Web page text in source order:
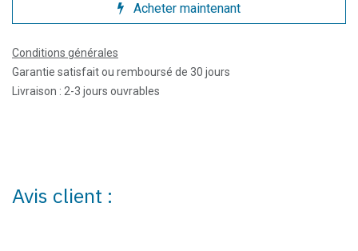
Acheter maintenant
Conditions générales
Garantie satisfait ou remboursé de 30 jours
Livraison : 2-3 jours ouvrables
Avis client :